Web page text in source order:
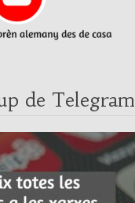
de Telegram